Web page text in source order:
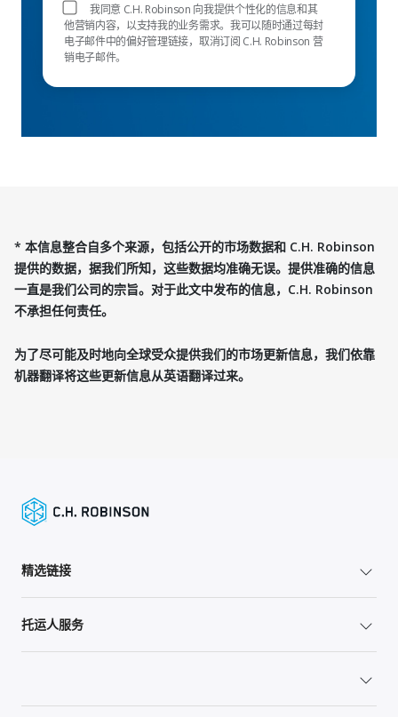
我同意 C.H. Robinson 向我提供个性化的信息和其
他营销内容，以支持我的业务需求。我可以随时通过每封
电子邮件中的偏好管理链接，取消订阅 C.H. Robinson 营
销电子邮件。
* 本信息整合自多个来源，包括公开的市场数据和 C.H. Robinson
提供的数据，据我们所知，这些数据均准确无误。提供准确的信息
一直是我们公司的宗旨。对于此文中发布的信息，C.H. Robinson
不承担任何责任。
为了尽可能及时地向全球受众提供我们的市场更新信息，我们依靠
机器翻译将这些更新信息从英语翻译过来。
精选链接
托运人服务